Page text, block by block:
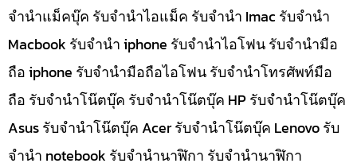
จำนำแม็คบุ๊ค รับจำนำไอแม็ค รับจำนำ Imac รับจำนำ
Macbook รับจำนำ iphone รับจำนำไอโฟน รับจำนำมือ
ถือ iphone รับจำนำมือถือไอโฟน รับจำนำโทรศัพท์มือ
ถือ รับจำนำโน๊ตบุ๊ค รับจำนำโน๊ตบุ๊ค HP รับจำนำโน๊ตบุ๊ค
Asus รับจำนำโน๊ตบุ๊ค Acer รับจำนำโน๊ตบุ๊ค Lenovo รับ
จำนำ notebook รับจำนำนาฬิกา รับจำนำนาฬิกา